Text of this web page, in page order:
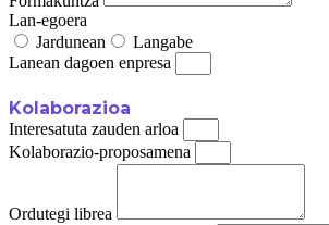
Lan-egoera
Jardunean
Langabe
Lanean dagoen enpresa
Kolaborazioa
Interesatuta zauden arloa
Kolaborazio-proposamena
Ordutegi librea